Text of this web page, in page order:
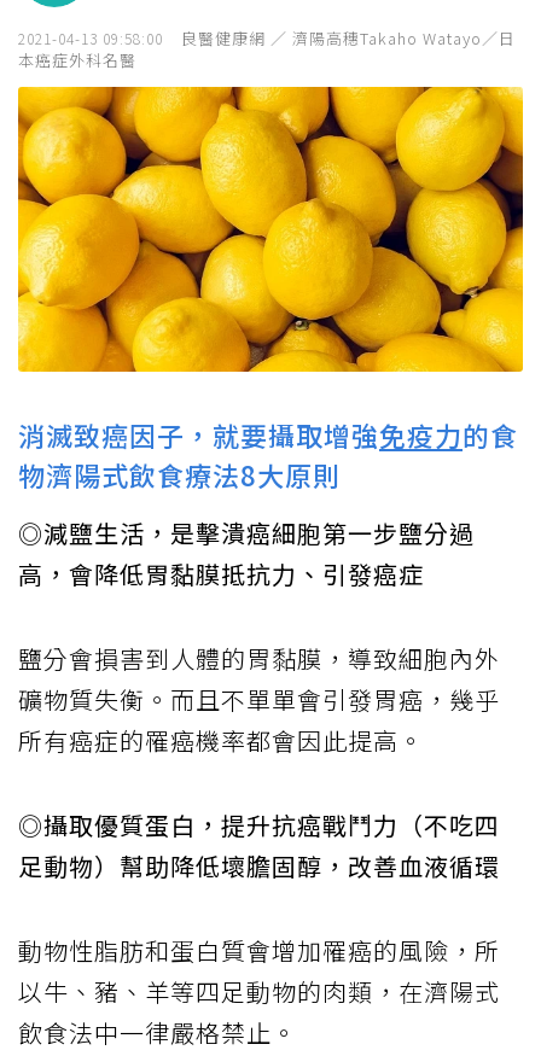
2021-04-13 09:58:00
良醫健康網 ／ 濟陽高穗Takaho Watayo／日
本癌症外科名醫
消滅致癌因子，就要攝取增強免疫力的食
物濟陽式飲食療法8大原則
◎減鹽生活，是擊潰癌細胞第一步鹽分過
高，會降低胃黏膜抵抗力、引發癌症
鹽分會損害到人體的胃黏膜，導致細胞內外
礦物質失衡。而且不單單會引發胃癌，幾乎
所有癌症的罹癌機率都會因此提高。
◎攝取優質蛋白，提升抗癌戰鬥力（不吃四
足動物）幫助降低壞膽固醇，改善血液循環
動物性脂肪和蛋白質會增加罹癌的風險，所
以牛、豬、羊等四足動物的肉類，在濟陽式
飲食法中一律嚴格禁止。